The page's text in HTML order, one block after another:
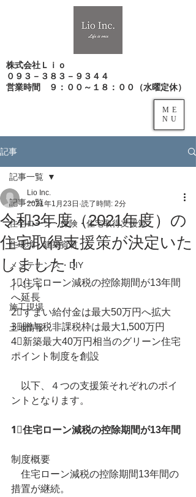
ME
NU
株式会社Ｌｉｏ
０９３－３８３－９３４４
​営業時間 ９：００～１８：００（水曜定休）
記事
記事一覧
住宅ローン・保険・住宅取得支援策
住環境・建築資材
メンテナンス・DIY
イベント
施工現場
土地情報
記事一覧
令和3年度（2021年度）の
住宅取得支援策が決定いた
しました！
Lio Inc.
2021年1月23日 読了時間: 2分
1⃣住宅ローン減税の控除期間が13年間
へ延長
2⃣すまい給付金は最大50万円へ拡大
3⃣贈与税非課税枠は最大1,500万円
4⃣新築最大40万円相当のグリーン住宅
ポイント制度を創設
以下、４つの支援策それぞれのポイ
ントとなります。
1⃣住宅ローン減税の控除期間が13年間
制度概要
住宅ローン減税の控除期間13年間の
措置が継続。